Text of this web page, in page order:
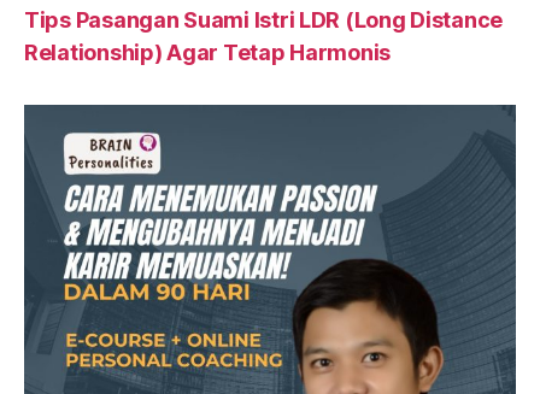
Tips Pasangan Suami Istri LDR (Long Distance
Relationship) Agar Tetap Harmonis